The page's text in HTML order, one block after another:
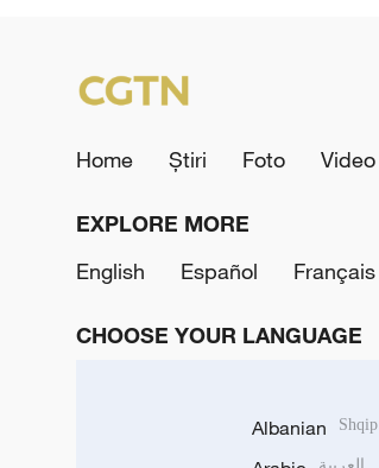
Home Știri Foto Video
EXPLORE MORE
English
Español Français
CHOOSE YOUR LANGUAGE
Albanian Shqip